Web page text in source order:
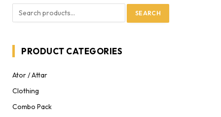
SEARCH
PRODUCT CATEGORIES
Ator / Attar
Clothing
Combo Pack